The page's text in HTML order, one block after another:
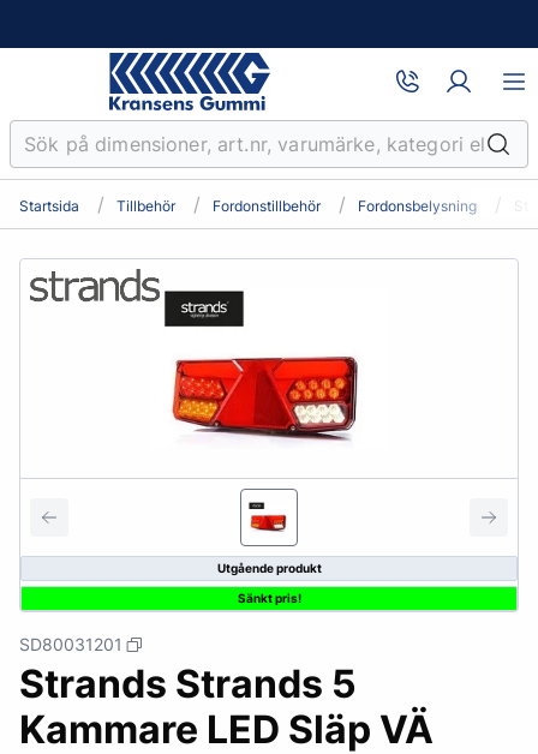
Startsida Tillbehör Fordonstillbehör Fordonsbelysning
Utgående produkt
Sänkt pris!
SD80031201
Strands Strands 5
Kammare LED Släp VÄ